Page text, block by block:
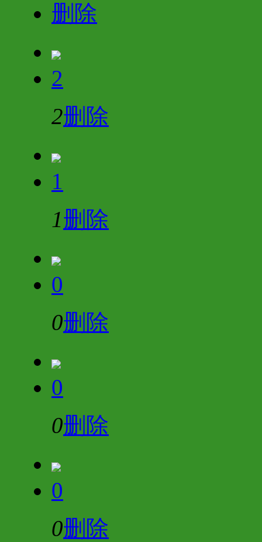
删除
2
2删除
1
1删除
0
0删除
0
0删除
0
0删除